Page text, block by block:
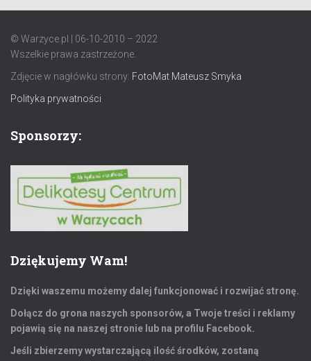
© Warzyce.pl | 06-10-2010 – 2022
Wszelkie prawa zastrzeżone.
Zdjęcie w nagłówku strony: FotoMat Mateusz Smyka
Polityka prywatności
Sponsorzy:
Dziękujemy Wam!
Dzięki waszemu możemy dalej funkcjonować i rozwijać stronę.
Dołącz do grona naszych sponsorów, a Twoje treści i reklamy
pojawią się na naszej stronie lub na profilu Facebook.
Jeśli zbierzemy wystarczającą ilość środków, zostaną